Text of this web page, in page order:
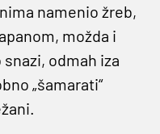
namenio žreb,
možda i
odmah iza
„šamarati“